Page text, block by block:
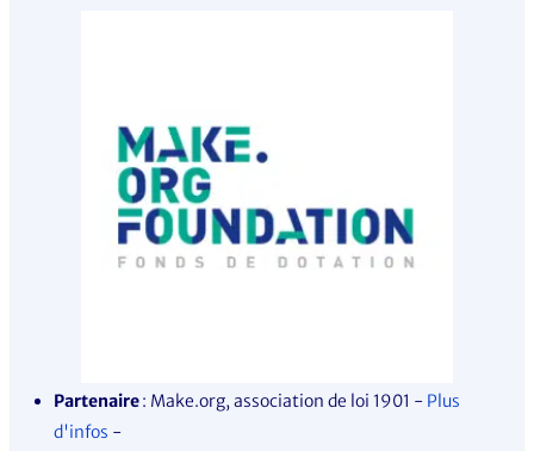
Partenaire: Make.org, association de loi 1901 - Plus
d'infos -